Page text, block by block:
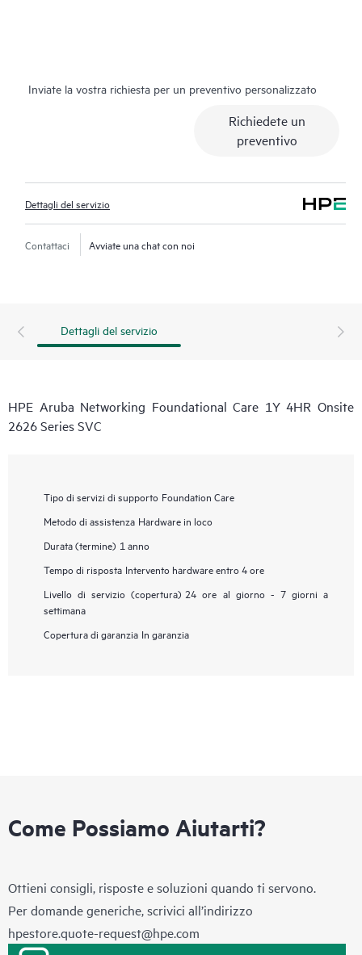
Inviate la vostra richiesta per un preventivo personalizzato
Richiedete un
preventivo
Dettagli del servizio
Contattaci Avviate una chat con noi
Dettagli del servizio
HPE Aruba Networking Foundational Care 1Y 4HR Onsite
2626 Series SVC
Tipo di servizi di supporto Foundation Care
Metodo di assistenza Hardware in loco
Durata (termine) 1 anno
Tempo di risposta Intervento hardware entro 4 ore
Livello di servizio (copertura) 24 ore al giorno - 7 giorni a
settimana
Copertura di garanzia In garanzia
Come Possiamo Aiutarti?
Ottieni consigli, risposte e soluzioni quando ti servono.
Per domande generiche, scrivici all’indirizzo
hpestore.quote-request@hpe.com